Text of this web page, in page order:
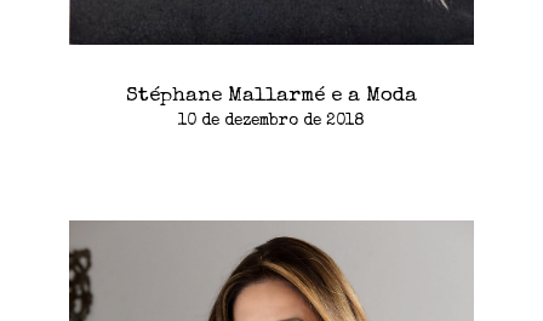
Stéphane Mallarmé e a Moda
10 de dezembro de 2018